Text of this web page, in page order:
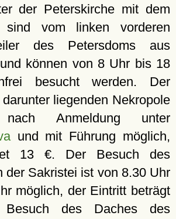
der Peterskirche mit dem
sind vom linken vorderen
des Petersdoms aus
können von 8 Uhr bis 18
besucht werden. Der
liegenden Nekropole
Anmeldung unter
und mit Führung möglich,
13 €. Der Besuch des
der Sakristei ist von 8.30 Uhr
möglich, der Eintritt beträgt
des Daches des